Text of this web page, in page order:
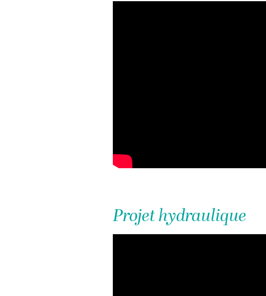
Projet hydraulique